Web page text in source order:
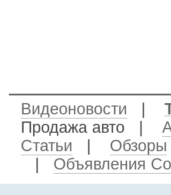
Видеоновости
Продажа авто
Статьи
Обзоры
Объявления